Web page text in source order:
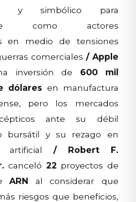
y simbólico para
como actores
en medio de tensiones
comerciales / Apple
inversión de 600 mil
dólares en manufactura
pero los mercados
ante su débil
bursátil y su rezago en
artificial/
Robert F.
canceló 22 proyectos de
ARN al considerar que
riesgos que beneficios,